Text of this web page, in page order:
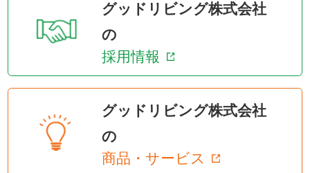
グッドリビング株式会社
の
採用情報
グッドリビング株式会社
の
商品・サービス